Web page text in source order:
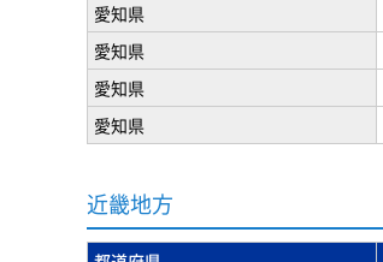
愛知県
愛知県
愛知県
愛知県
近畿地方